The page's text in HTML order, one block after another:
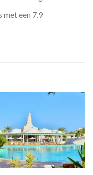
met een 7.9